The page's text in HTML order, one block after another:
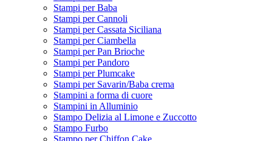
Stampi per Baba
Stampi per Cannoli
Stampi per Cassata Siciliana
Stampi per Ciambella
Stampi per Pan Brioche
Stampi per Pandoro
Stampi per Plumcake
Stampi per Savarin/Baba crema
Stampini a forma di cuore
Stampini in Alluminio
Stampo Delizia al Limone e Zuccotto
Stampo Furbo
Stampo per Chiffon Cake